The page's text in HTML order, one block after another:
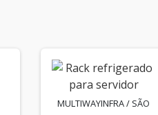
MULTIWAYINFRA / SÃO